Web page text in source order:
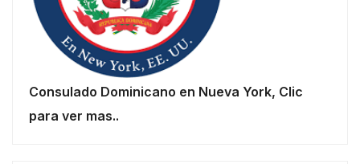
Consulado Dominicano en Nueva York, Clic
para ver mas..